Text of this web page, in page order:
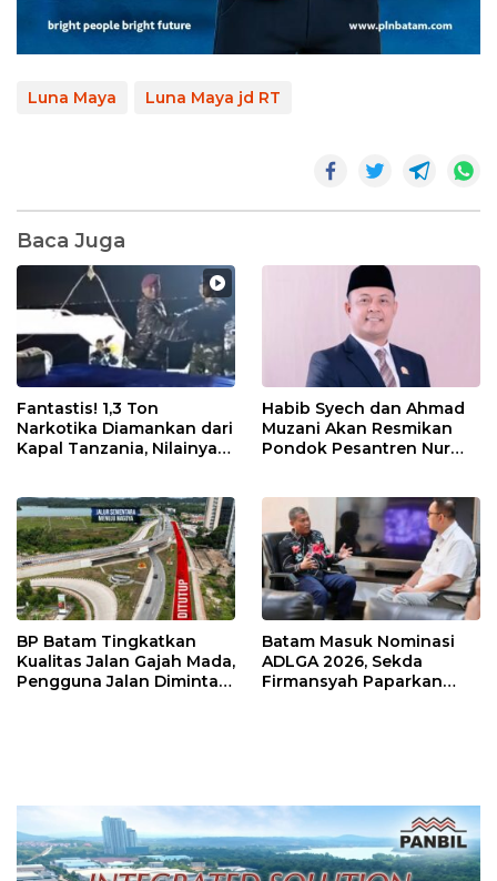
Luna Maya Luna Maya jd RT
Baca Juga
Fantastis! 1,3 Ton
Narkotika Diamankan dari
Kapal Tanzania, Nilainya
Habib Syech dan Ahmad
Muzani Akan Resmikan
Pondok Pesantren Nur
BP Batam Tingkatkan
Kualitas Jalan Gajah Mada,
Pengguna Jalan Diminta
Batam Masuk Nominasi
ADLGA 2026, Sekda
Firmansyah Paparkan